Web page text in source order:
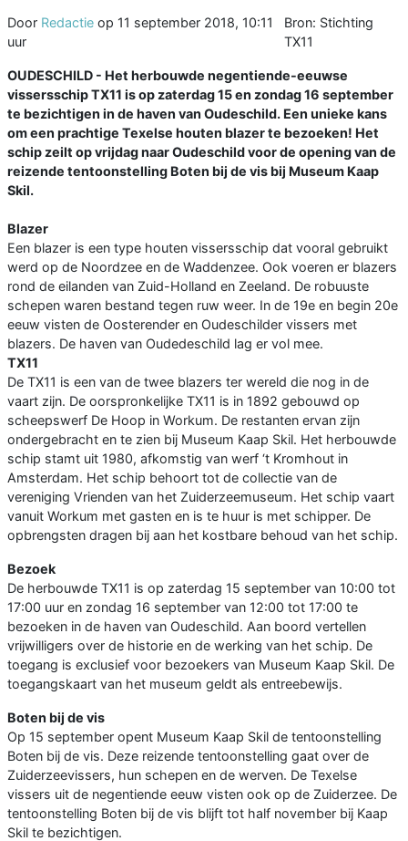
Door Redactie op 11 september 2018, 10:11
uur
Bron: Stichting
TX11
OUDESCHILD - Het herbouwde negentiende-eeuwse
vissersschip TX11 is op zaterdag 15 en zondag 16 september
te bezichtigen in de haven van Oudeschild. Een unieke kans
om een prachtige Texelse houten blazer te bezoeken! Het
schip zeilt op vrijdag naar Oudeschild voor de opening van de
reizende tentoonstelling Boten bij de vis bij Museum Kaap
Skil.
Blazer
Een blazer is een type houten vissersschip dat vooral gebruikt
werd op de Noordzee en de Waddenzee. Ook voeren er blazers
rond de eilanden van Zuid-Holland en Zeeland. De robuuste
schepen waren bestand tegen ruw weer. In de 19e en begin 20e
eeuw visten de Oosterender en Oudeschilder vissers met
blazers. De haven van Oudedeschild lag er vol mee.
TX11
De TX11 is een van de twee blazers ter wereld die nog in de
vaart zijn. De oorspronkelijke TX11 is in 1892 gebouwd op
scheepswerf De Hoop in Workum. De restanten ervan zijn
ondergebracht en te zien bij Museum Kaap Skil. Het herbouwde
schip stamt uit 1980, afkomstig van werf ‘t Kromhout in
Amsterdam. Het schip behoort tot de collectie van de
vereniging Vrienden van het Zuiderzeemuseum. Het schip vaart
vanuit Workum met gasten en is te huur is met schipper. De
opbrengsten dragen bij aan het kostbare behoud van het schip.
Bezoek
De herbouwde TX11 is op zaterdag 15 september van 10:00 tot
17:00 uur en zondag 16 september van 12:00 tot 17:00 te
bezoeken in de haven van Oudeschild. Aan boord vertellen
vrijwilligers over de historie en de werking van het schip. De
toegang is exclusief voor bezoekers van Museum Kaap Skil. De
toegangskaart van het museum geldt als entreebewijs.
Boten bij de vis
Op 15 september opent Museum Kaap Skil de tentoonstelling
Boten bij de vis. Deze reizende tentoonstelling gaat over de
Zuiderzeevissers, hun schepen en de werven. De Texelse
vissers uit de negentiende eeuw visten ook op de Zuiderzee. De
tentoonstelling Boten bij de vis blijft tot half november bij Kaap
Skil te bezichtigen.